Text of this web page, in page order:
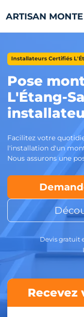
ARTISAN
Installateurs Certifiés
Pose
L'Étang-
Facilitez votre
l'installation d'un
Nous assurons une
Devis gratuit
Recevez